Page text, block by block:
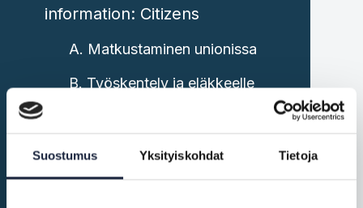
Suostumus Yksityiskohdat Tietoja
information: Citizens
A. Matkustaminen unionissa
B. Työskentely ja eläkkeelle
D. Oleskelu toisessa